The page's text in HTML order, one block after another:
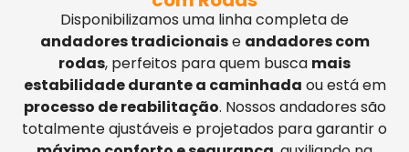
Disponibilizamos uma linha completa de
andadores tradicionaise andadores com
rodas, perfeitos para quem busca mais
estabilidade durante a caminhada ou está em
processo de reabilitação. Nossos andadores são
totalmente ajustáveis e projetados para garantir o